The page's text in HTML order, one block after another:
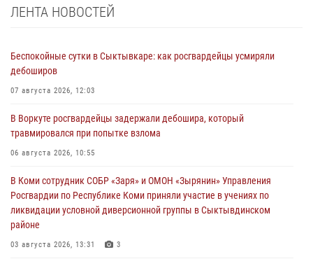
ЛЕНТА НОВОСТЕЙ
Беспокойные сутки в Сыктывкаре: как росгвардейцы усмиряли
дебоширов
07 августа 2026, 12:03
В Воркуте росгвардейцы задержали дебошира, который
травмировался при попытке взлома
06 августа 2026, 10:55
В Коми сотрудник СОБР «Заря» и ОМОН «Зырянин» Управления
Росгвардии по Республике Коми приняли участие в учениях по
ликвидации условной диверсионной группы в Сыктывдинском
районе
03 августа 2026, 13:31 3